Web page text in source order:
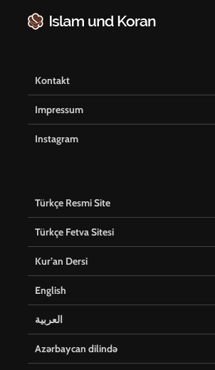
Kontakt
Impressum
Instagram
Türkçe Resmi Site
Türkçe Fetva Sitesi
Kur’an Dersi
English
العربية
Azərbaycan dilində